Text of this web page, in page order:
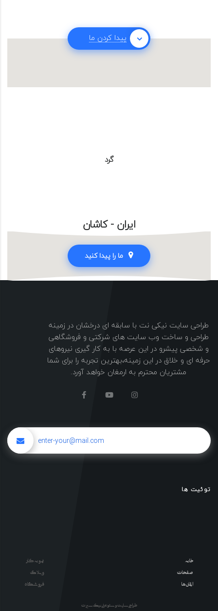
پیدا کردن ما
گرد
ایران - کاشان
ما را پیدا کنید
طراحی سایت نیکی نت با سابقه ای درخشان در زمینه
طراحی و ساخت وب سایت های شرکتی و فروشگاهی
و شخصی پیشرو در این عرصه با به کار گیری نیروهای
حرفه ای و خلاق در این زمینه،بهترین تجربه را برای شما
مشتریان محترم به ارمغان خواهد آورد.
توئیت ها
خانه
صفحات
المان ها
نمونه کار
وبلاگ
فروشگاه
طراحی سایت و سئو : علی نیک سیرت